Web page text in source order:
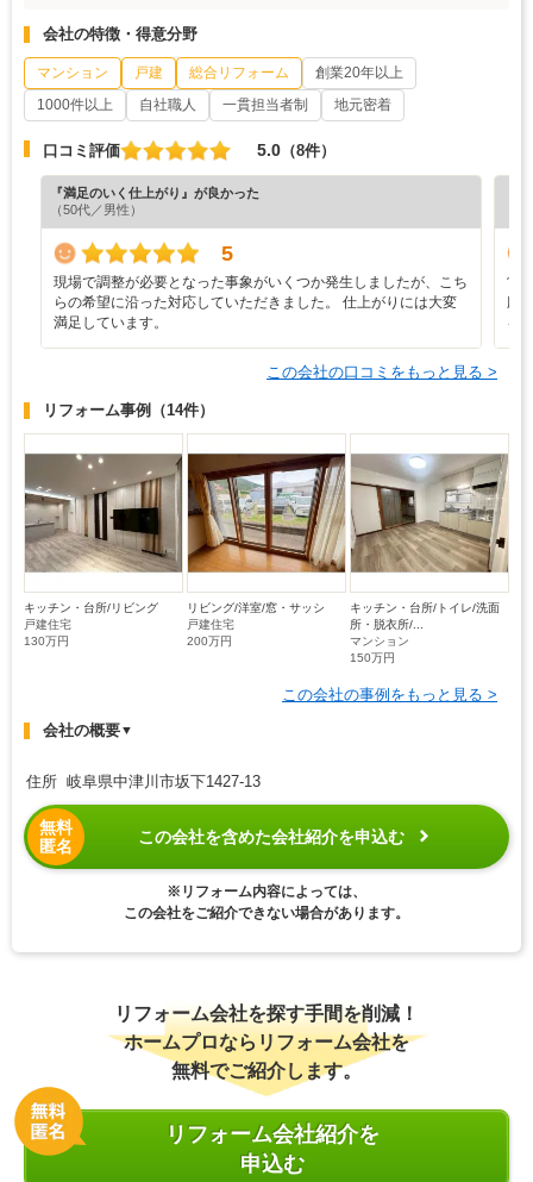
会社の特徴・得意分野
マンション 戸建 総合リフォーム
創業20年以上
1000件以上
自社職人 一貫担当者制 地元密着
口コミ評価 5.0 （8件）
『満足のいく仕上がり』が良かった
（50代／男性）
5
現場で調整が必要となった事象がいくつか発生しましたが、こち
らの希望に沿った対応していただきました。 仕上がりには大変
満足しています。
営
応
を
この会社の口コミをもっと見る >
リフォーム事例 （14件）
キッチン・台所/リビング
戸建住宅
130万円
リビング/洋室/窓・サッシ
戸建住宅
200万円
キッチン・台所/トイレ/洗面
所・脱衣所/...
マンション
150万円
この会社の事例をもっと見る >
会社の概要▼
住所 岐阜県中津川市坂下1427-13
無料
匿名
この会社を含めた会社紹介を申込む
※リフォーム内容によっては、
この会社をご紹介できない場合があります。
リフォーム会社を探す手間を削減！
ホームプロならリフォーム会社を
無料でご紹介します。
リフォーム会社紹介を
申込む